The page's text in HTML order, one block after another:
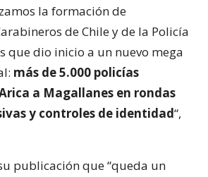
la formación de
de Chile y de la Policía
que dio inicio a un nuevo mega
más de 5.000 policías
a Magallanes en rondas
y controles de identidad“,
publicación que “queda un